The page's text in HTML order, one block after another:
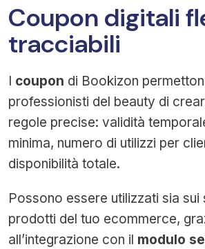
Coupon digitali
tracciabili
I coupon di Bookizon
professionisti del beauty di
regole precise: validità
minima, numero di utilizzi per
disponibilità totale.
Possono essere utilizzati sia sui
prodotti del tuo ecommerce,
all’integrazione con il modulo